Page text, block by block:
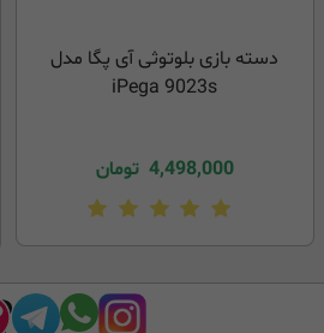
دسته بازی بلوتوثی آی پگا مدل
iPega 9023s
4,498,000 تومان